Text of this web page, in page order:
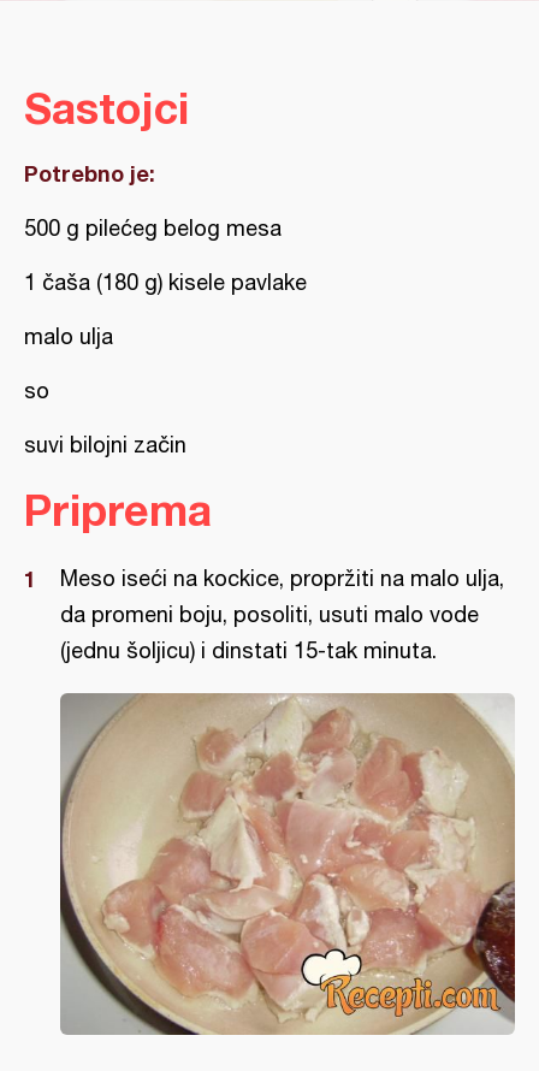
Sastojci
Potrebno je:
500 g pilećeg belog mesa
1 čaša (180 g) kisele pavlake
malo ulja
so
suvi bilojni začin
Priprema
Meso iseći na kockice, propržiti na malo ulja,
da promeni boju, posoliti, usuti malo vode
(jednu šoljicu) i dinstati 15-tak minuta.